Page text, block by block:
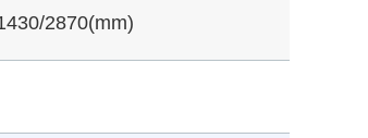
2870(mm)